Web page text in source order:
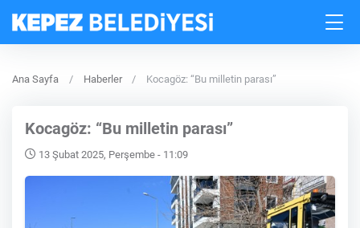
Ana Sayfa Haberler Kocagöz: “Bu milletin parası”
Kocagöz: “Bu milletin parası”
13 Şubat 2025, Perşembe - 11:09